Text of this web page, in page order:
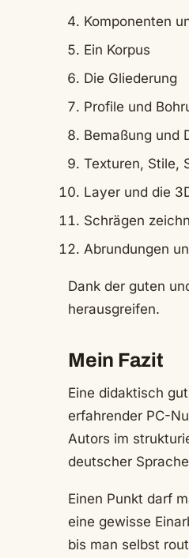
Komponenten
Ein Korpus
Die Gliederung
Profile und
Bemaßung und
Texturen, Stile,
Layer und die
Schrägen
Abrundungen
Dank der guten
herausgreifen.
Mein Fazit
Eine didaktisch
erfahrender PC-
Autors im
deutscher
Einen Punkt darf
eine gewisse
bis man selbst